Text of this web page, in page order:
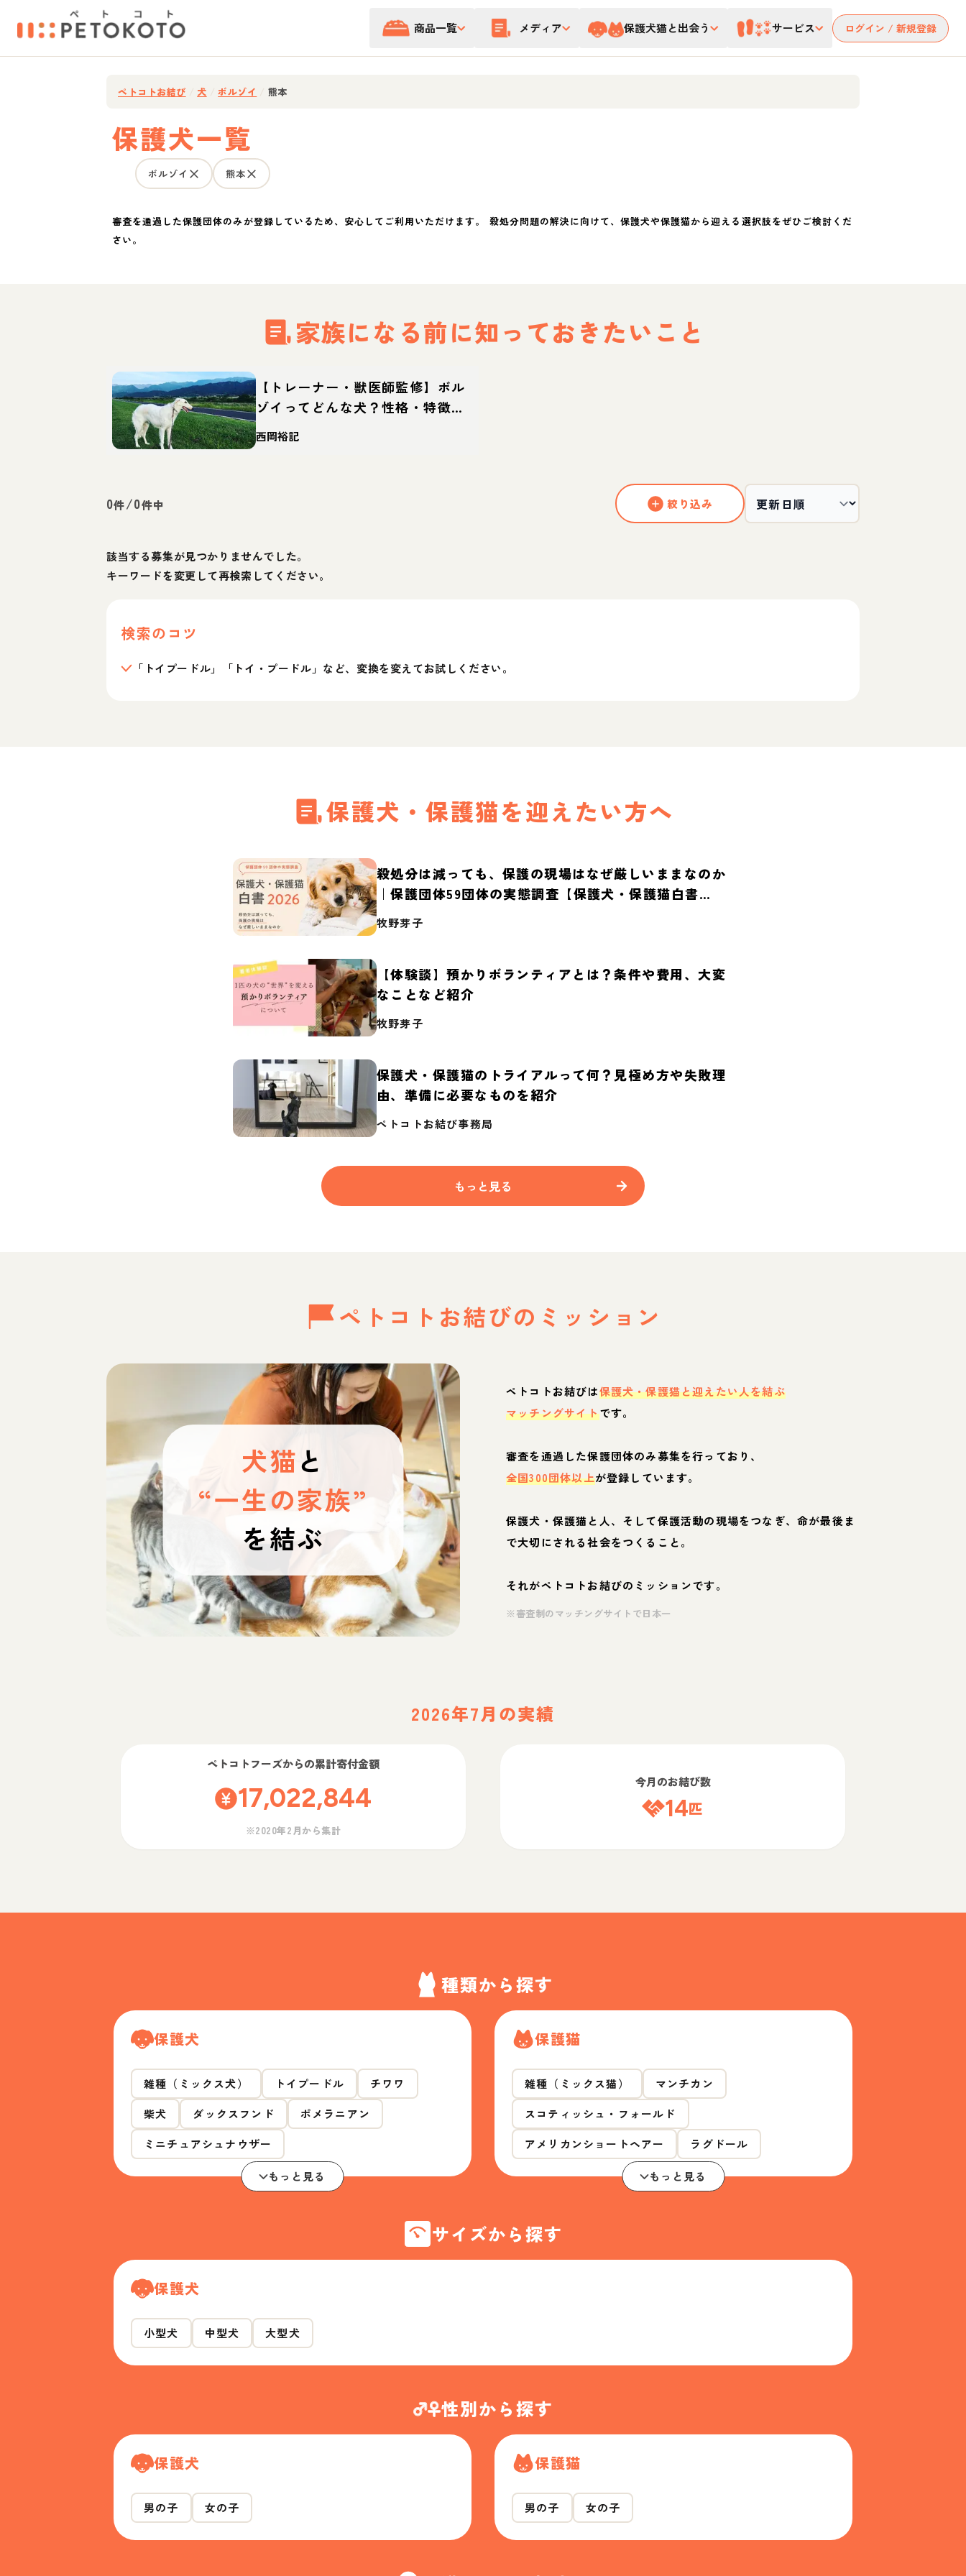
商品一覧 メディア 保護犬猫と出会う サービス ログイン / 新規登録
ペトコトお結び 犬 ボルゾイ 熊本
保護犬一覧
ボルゾイ 熊本
審査を通過した保護団体のみが登録しているため、安心してご利用いただけます。 殺処分問題の解決に向けて、保護犬や保護猫から迎える選択肢をぜひご検討くだ
さい。
家族になる前に知っておきたいこと
【トレーナー・獣医師監修】ボル
ゾイってどんな犬？性格・特徴・
育て方・迎え方
西岡裕記
0件/0件中 絞り込み
該当する募集が見つかりませんでした。
キーワードを変更して再検索してください。
検索のコツ
「トイプードル」「トイ・プードル」など、変換を変えてお試しください。
保護犬・保護猫を迎えたい方へ
殺処分は減っても、保護の現場はなぜ厳しいままなのか
｜保護団体59団体の実態調査【保護犬・保護猫白書
2026】
牧野芽子
【体験談】預かりボランティアとは？条件や費用、大変
なことなど紹介
牧野芽子
保護犬・保護猫のトライアルって何？見極め方や失敗理
由、準備に必要なものを紹介
ペトコトお結び事務局
もっと見る
ペトコトお結びの ミッション
犬猫と
“一生の家族”
を結ぶ
ペトコトお結びは保護犬・保護猫と迎えたい人を結ぶ
マッチングサイトです。
審査を通過した保護団体のみ募集を行っており、
全国300団体以上が登録しています。
保護犬・保護猫と人、そして保護活動の現場をつなぎ、命が最後ま
で大切にされる社会をつくること。
それがペトコトお結びのミッションです。
※審査制のマッチングサイトで日本一
2026年7月の実績
ペトコトフーズからの累計寄付金額
17,022,844
※2020年2月から集計
今月のお結び数
14匹
種類から探す
保護犬
雑種（ミックス犬） トイプードル
チワワ
柴犬
ダックスフンド
ポメラニアン
ミニチュアシュナウザー
もっと見る
保護猫
雑種（ミックス猫）
マンチカン
スコティッシュ・フォールド
アメリカンショートヘアー
ラグドール
もっと見る
サイズから探す
保護犬
小型犬 中型犬 大型犬
性別から探す
保護犬
男の子 女の子
保護猫
男の子 女の子